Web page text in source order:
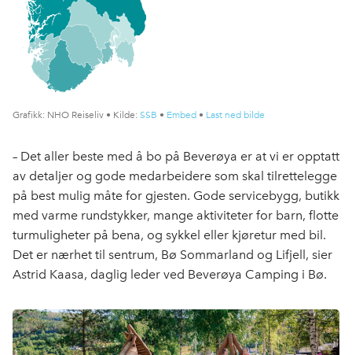
– Det aller beste med å bo på Beverøya er at vi er opptatt
av detaljer og gode medarbeidere som skal tilrettelegge
på best mulig måte for gjesten. Gode servicebygg, butikk
med varme rundstykker, mange aktiviteter for barn, flotte
turmuligheter på bena, og sykkel eller kjøretur med bil.
Det er nærhet til sentrum, Bø Sommarland og Lifjell, sier
Astrid Kaasa, daglig leder ved Beverøya Camping i Bø.